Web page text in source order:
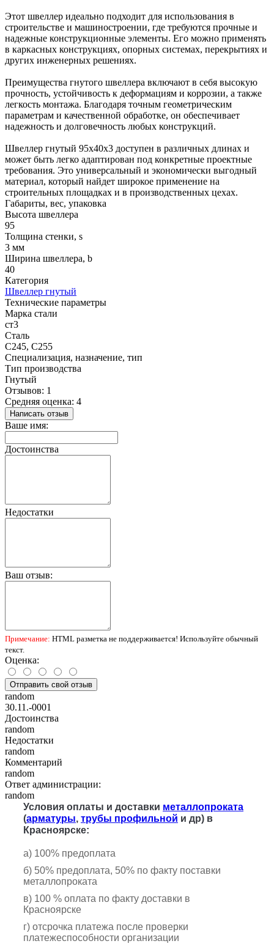
Этот швеллер идеально подходит для использования в
строительстве и машиностроении, где требуются прочные и
надежные конструкционные элементы. Его можно применять
в каркасных конструкциях, опорных системах, перекрытиях и
других инженерных решениях.
Преимущества гнутого швеллера включают в себя высокую
прочность, устойчивость к деформациям и коррозии, а также
легкость монтажа. Благодаря точным геометрическим
параметрам и качественной обработке, он обеспечивает
надежность и долговечность любых конструкций.
Швеллер гнутый 95х40х3 доступен в различных длинах и
может быть легко адаптирован под конкретные проектные
требования. Это универсальный и экономически выгодный
материал, который найдет широкое применение на
строительных площадках и в производственных цехах.
Габариты, вес, упаковка
Высота швеллера
95
Толщина стенки, s
3 мм
Ширина швеллера, b
40
Категория
Швеллер гнутый
Технические параметры
Марка стали
ст3
Сталь
С245, С255
Специализация, назначение, тип
Тип производства
Гнутый
Отзывов: 1
Средняя оценка: 4
Написать отзыв
Ваше имя:
Достоинства
Недостатки
Ваш отзыв:
Примечание: HTML разметка не поддерживается! Используйте обычный
текст.
Оценка:
Отправить свой отзыв
random
30.11.-0001
Достоинства
random
Недостатки
random
Комментарий
random
Ответ администрации:
random
Условия оплаты и доставки металлопроката
(арматуры, трубы профильной и др) в
Красноярске:
а) 100% предоплата
б) 50% предоплата, 50% по факту поставки
металлопроката
в) 100 % оплата по факту доставки в
Красноярске
г) отсрочка платежа после проверки
платежеспособности организации